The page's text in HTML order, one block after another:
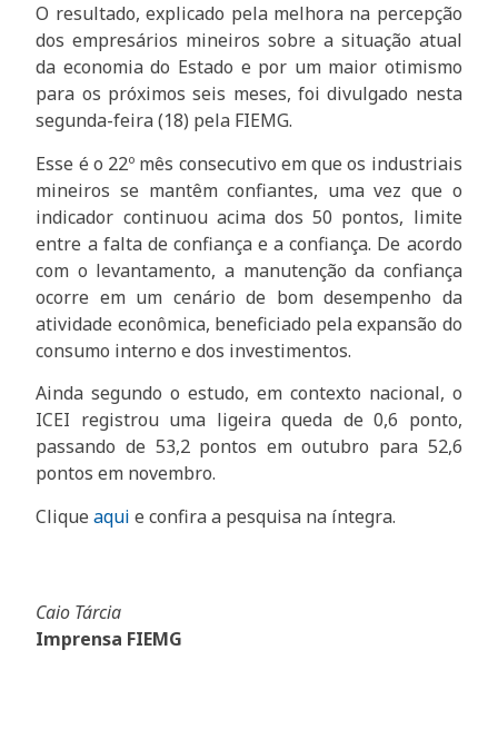
O resultado, explicado pela melhora na percepção
dos empresários mineiros sobre a situação atual
da economia do Estado e por um maior otimismo
para os próximos seis meses, foi divulgado nesta
segunda-feira (18) pela FIEMG.
Esse é o 22º mês consecutivo em que os industriais
mineiros se mantêm confiantes, uma vez que o
indicador continuou acima dos 50 pontos, limite
entre a falta de confiança e a confiança. De acordo
com o levantamento, a manutenção da confiança
ocorre em um cenário de bom desempenho da
atividade econômica, beneficiado pela expansão do
consumo interno e dos investimentos.
Ainda segundo o estudo, em contexto nacional, o
ICEI registrou uma ligeira queda de 0,6 ponto,
passando de 53,2 pontos em outubro para 52,6
pontos em novembro.
Cliqueaqui e confira a pesquisa na íntegra.
Caio Tárcia
Imprensa FIEMG